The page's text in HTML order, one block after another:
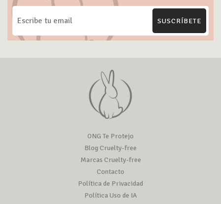
SUSCRÍBETE
ONG Te Protejo
Blog Cruelty-free
Marcas Cruelty-free
Contacto
Política de Privacidad
Política Uso de IA